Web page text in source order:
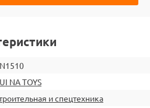
NA TOYS
и спецтехника